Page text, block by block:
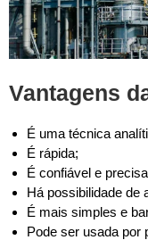
Vantagens
É uma técnica
É rápida;
É confiável e
Há possibilidade de
É mais simples e
Pode ser usada por